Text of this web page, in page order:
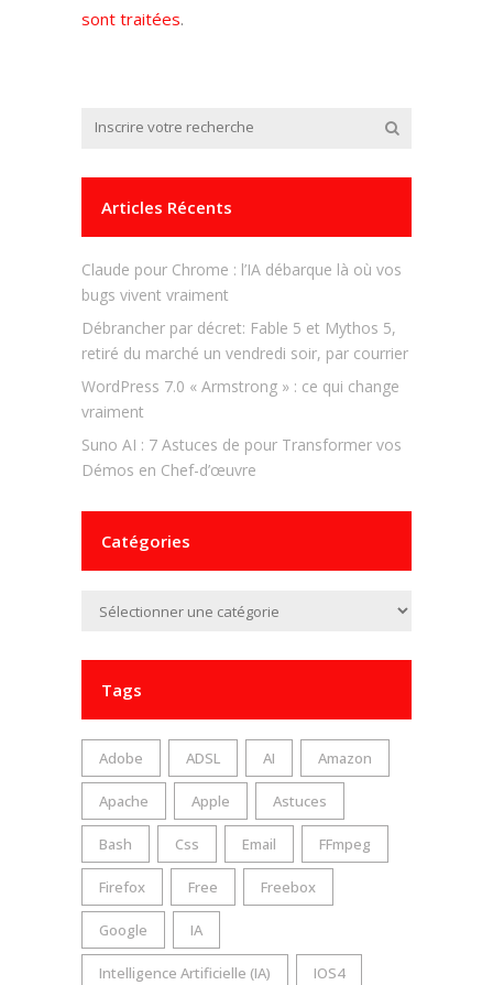
sont traitées.
Articles Récents
Claude pour Chrome : l’IA débarque là où vos
bugs vivent vraiment
Débrancher par décret: Fable 5 et Mythos 5,
retiré du marché un vendredi soir, par courrier
WordPress 7.0 « Armstrong » : ce qui change
vraiment
Suno AI : 7 Astuces de pour Transformer vos
Démos en Chef-d’œuvre
Catégories
Catégories
Tags
Adobe ADSL AI Amazon
Apache Apple Astuces
Bash Css Email FFmpeg
Firefox Free Freebox
Google IA
Intelligence Artificielle (IA) IOS4